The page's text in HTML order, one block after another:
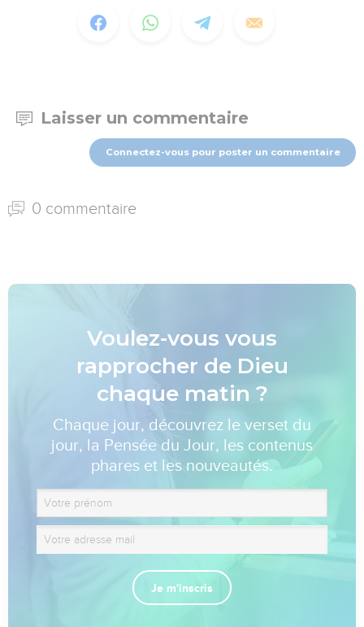
Laisser un commentaire
Connectez-vous pour poster un commentaire
0 commentaire
Voulez-vous vous
rapprocher de Dieu
chaque matin ?
Chaque jour, découvrez le verset du
jour, la Pensée du Jour, les contenus
phares et les nouveautés.
Je m'inscris